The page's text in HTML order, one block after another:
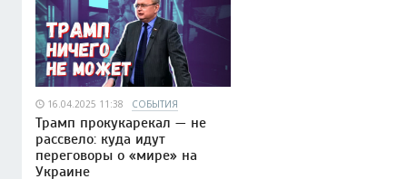
16.04.2025 11:38 СОБЫТИЯ
Трамп прокукарекал — не
рассвело: куда идут
переговоры о «мире» на
Украине